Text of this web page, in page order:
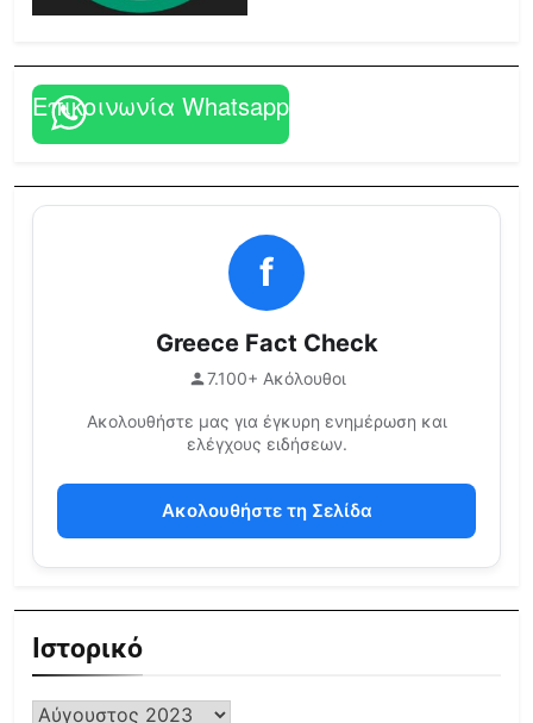
Επικοινωνία Whatsapp
f
Greece Fact Check
7.100+ Ακόλουθοι
Ακολουθήστε μας για έγκυρη ενημέρωση και
ελέγχους ειδήσεων.
Ακολουθήστε τη Σελίδα
Ιστορικό